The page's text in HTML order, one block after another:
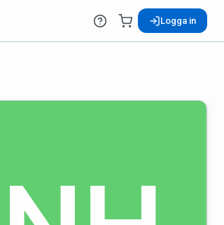
Logga in